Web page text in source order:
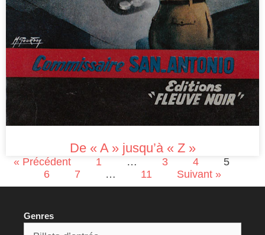
De « A » jusqu’à « Z »
« Précédent 1 … 3 4
5
6
7 … 11 Suivant »
Genres